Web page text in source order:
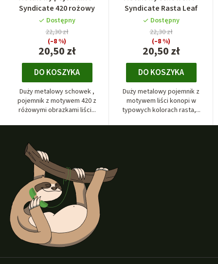
Syndicate 420 rożowy
Dostępny
20,50 zł
22,30 zł
(–8 %)
DO KOSZYKA
Duży metalowy schowek ,
pojemnik z motywem 420 z
różowymi obrazkami liści...
Syndicate Rasta Leaf
Dostępny
20,50 zł
22,30 zł
(–8 %)
DO KOSZYKA
Duży metalowy pojemnik z
motywem liści konopi w
typowych kolorach rasta,...